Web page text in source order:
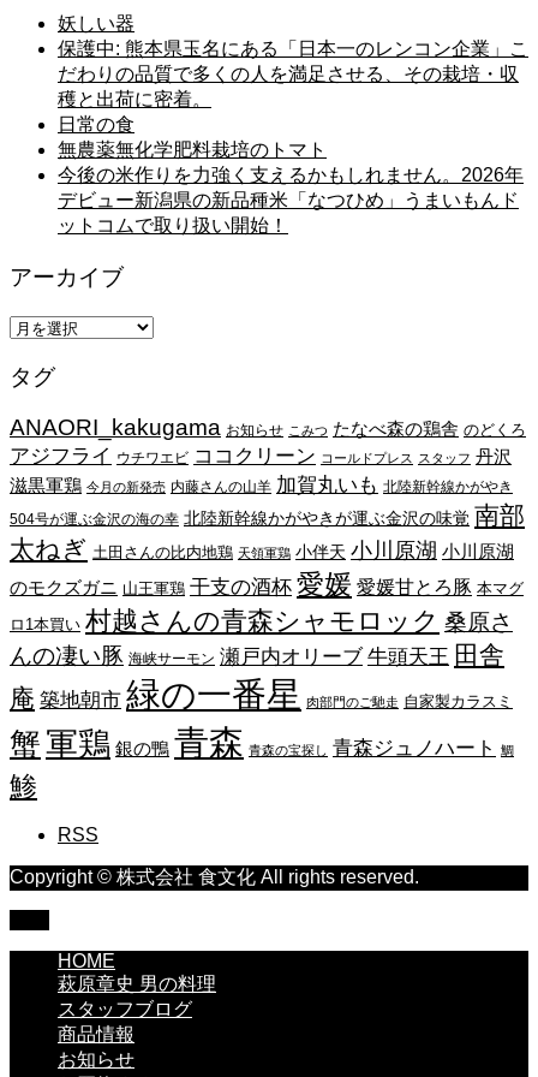
妖しい器
保護中: 熊本県玉名にある「日本一のレンコン企業」こ
だわりの品質で多くの人を満足させる、その栽培・収
穫と出荷に密着。
日常の食
無農薬無化学肥料栽培のトマト
今後の米作りを力強く支えるかもしれません。2026年
デビュー新潟県の新品種米「なつひめ」うまいもんド
ットコムで取り扱い開始！
アーカイブ
ア
カ
ブ
タグ
ANAORI_kakugama お知らせ こみつ たなべ森の鶏舎 のどくろ
アジフライ ウチワエビ ココクリーン コールドプレス スタッフ 丹沢
滋黒軍鶏 今月の新発売 内藤さんの山羊 加賀丸いも 北陸新幹線かがやき
504号が運ぶ金沢の海の幸 北陸新幹線かがやきが運ぶ金沢の味覚 南部
太ねぎ 土田さんの比内地鶏 天領軍鶏 小伴天 小川原湖 小川原湖
のモクズガニ 山王軍鶏 干支の酒杯 愛媛 愛媛甘とろ豚 本マグ
ロ1本買い 村越さんの青森シャモロック 桑原さ
んの凄い豚 海峡サーモン 瀬戸内オリーブ 牛頭天王 田舎
庵 築地朝市 緑の一番星 肉部門のご馳走 自家製カラスミ
蟹軍鶏 銀の鴨 青森 青森の宝探し 青森ジュノハート 鯛
鯵
RSS
Copyright © 株式会社 食文化 All rights reserved.
HOME
萩原章史 男の料理
スタッフブログ
商品情報
お知らせ